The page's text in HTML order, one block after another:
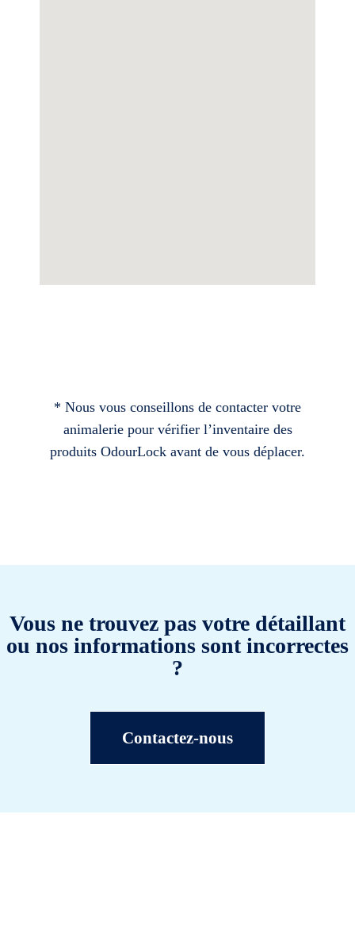
* Nous vous conseillons de contacter votre
animalerie pour vérifier l’inventaire des
produits OdourLock avant de vous déplacer.
Vous ne trouvez pas votre détaillant
ou nos informations sont incorrectes
?
Contactez-nous